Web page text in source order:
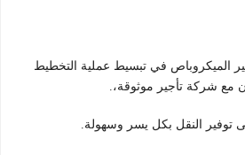
الميكروباص في تبسيط عملية التخطيط
مع شركة تأجير موثوقة،.
توفير النقل بكل يسر وسهولة.